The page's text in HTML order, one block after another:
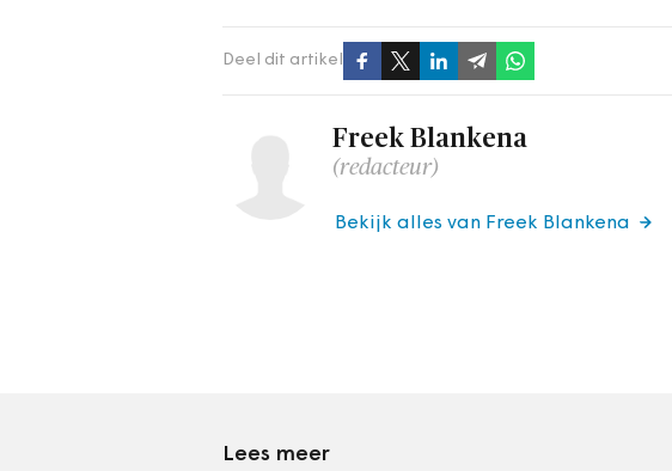
Deel dit artikel
Freek Blankena
(redacteur)
Bekijk alles van Freek Blankena
Lees meer